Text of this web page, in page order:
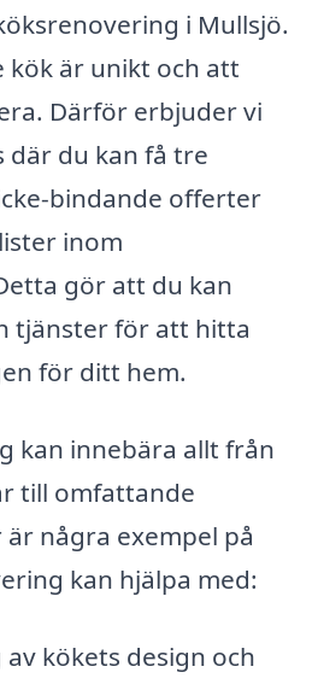
i Mullsjö.
kök är unikt och att
Därför erbjuder vi
där du kan få tre
bindande offerter
inom
gör att du kan
tjänster för att hitta
för ditt hem.
kan innebära allt från
till omfattande
några exempel på
kan hjälpa med:
kökets design och